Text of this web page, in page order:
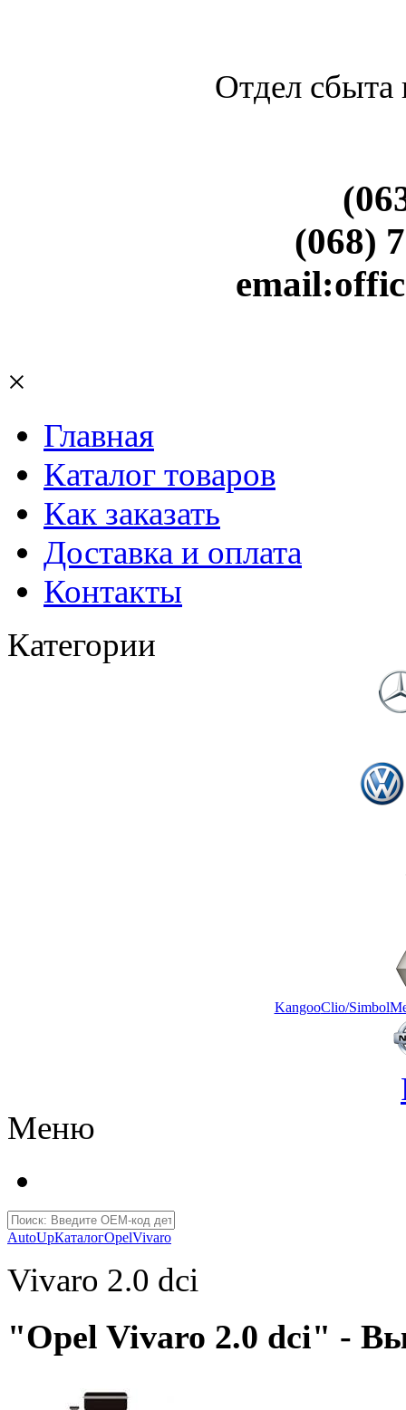
Отдел сбыта
(068)
×
Главная
Каталог товаров
Как заказать
Доставка и оплата
Контакты
Категории
KangooClio/Simbol
Меню
AutoUpКаталогOpelVivaro
Vivaro 2.0 dci
"Opel Vivaro 2.0 dci" -